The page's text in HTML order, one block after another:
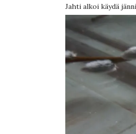
Jahti alkoi käydä